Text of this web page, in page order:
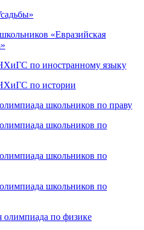
«Евразийская
по иностранному языку
по истории
школьников по праву
школьников по
школьников по
школьников по
олимпиада по физике